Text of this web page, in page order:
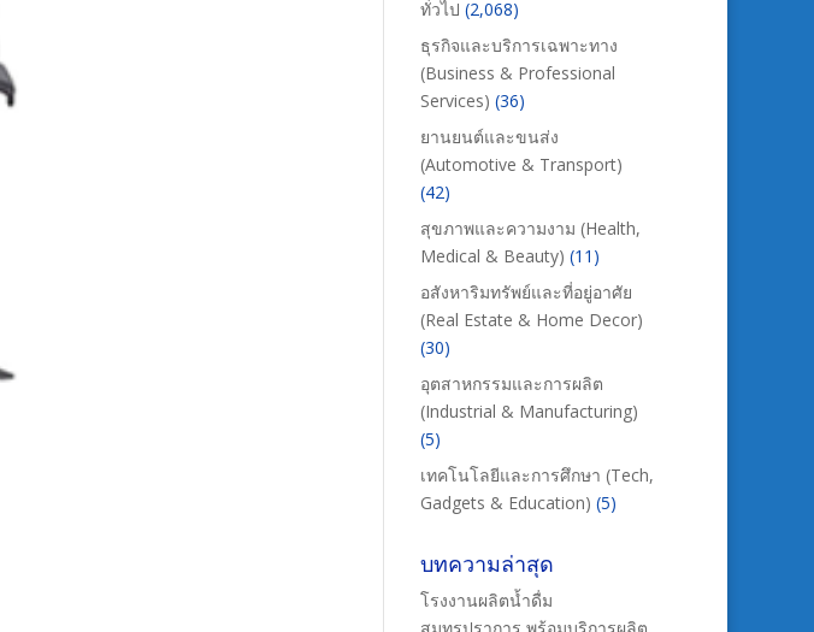
ทั่วไป (2,068)
ธุรกิจและบริการเฉพาะทาง
(Business & Professional
Services) (36)
ยานยนต์และขนส่ง
(Automotive & Transport)
(42)
สุขภาพและความงาม (Health,
Medical & Beauty) (11)
อสังหาริมทรัพย์และที่อยู่อาศัย
(Real Estate & Home Decor)
(30)
อุตสาหกรรมและการผลิต
(Industrial & Manufacturing)
(5)
เทคโนโลยีและการศึกษา (Tech,
Gadgets & Education) (5)
บทความล่าสุด
โรงงานผลิตน้ำดื่ม